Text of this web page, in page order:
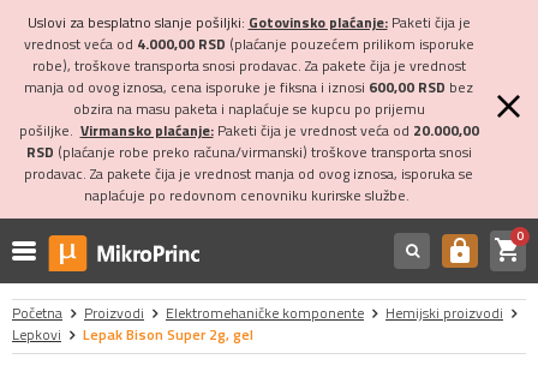
Uslovi za besplatno slanje pošiljki: Gotovinsko plaćanje:Paketi čija je
vrednost veća od 4.000,00 RSD (plaćanje pouzećem prilikom isporuke
robe), troškove transporta snosi prodavac. Za pakete čija je vrednost
manja od ovog iznosa, cena isporuke je fiksna i iznosi 600,00 RSD bez
obzira na masu paketa i naplaćuje se kupcu po prijemu
pošiljke. Virmansko plaćanje:Paketi čija je vrednost veća od 20.000,00
RSD (plaćanje robe preko računa/virmanski) troškove transporta snosi
prodavac. Za pakete čija je vrednost manja od ovog iznosa, isporuka se
naplaćuje po redovnom cenovniku kurirske službe.
https shopping_cart0
Početna Proizvodi Elektromehaničke komponente
Hemijski proizvodi
Lepkovi
Lepak Bison Super 2g, gel